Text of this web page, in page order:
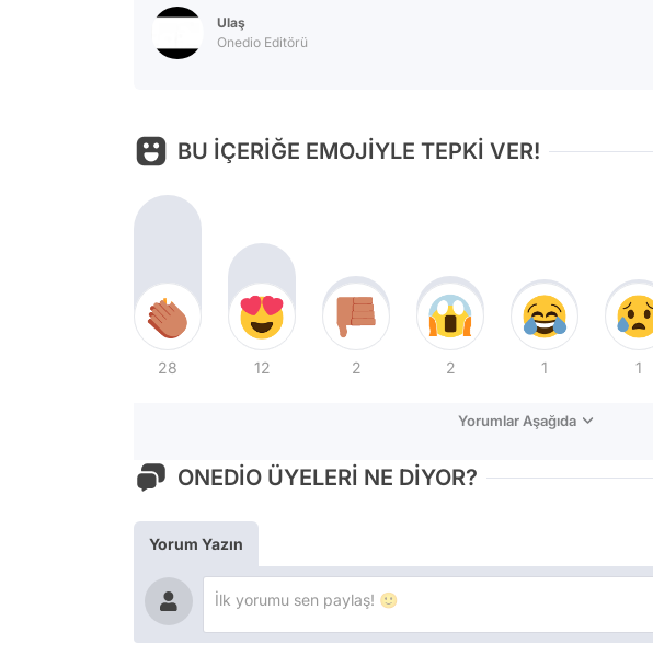
Ulaş
Onedio Editörü
BU İÇERİĞE EMOJİYLE TEPKİ VER!
28 12 2 2 1 1
Yorumlar Aşağıda
ONEDİO ÜYELERİ NE DİYOR?
Yorum Yazın